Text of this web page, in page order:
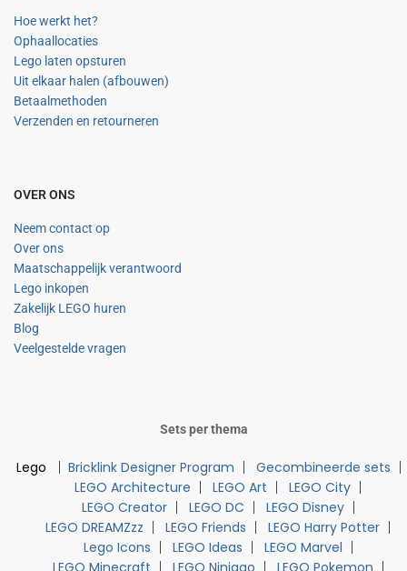
Hoe werkt het?
Ophaallocaties
Lego laten opsturen
Uit elkaar halen (afbouwen)
Betaalmethoden
Verzenden en retourneren
OVER ONS
Neem contact op
Over ons
Maatschappelijk verantwoord
Lego inkopen
Zakelijk LEGO huren
Blog
Veelgestelde vragen
Sets per thema
Lego Bricklink Designer Program
Gecombineerde sets
LEGO Architecture
LEGO Art
LEGO City
LEGO Creator
LEGO DC
LEGO Disney
LEGO DREAMZzz
LEGO Friends
LEGO Harry Potter
Lego Icons
LEGO Ideas
LEGO Marvel
LEGO Minecraft
LEGO Ninjago LEGO Pokemon